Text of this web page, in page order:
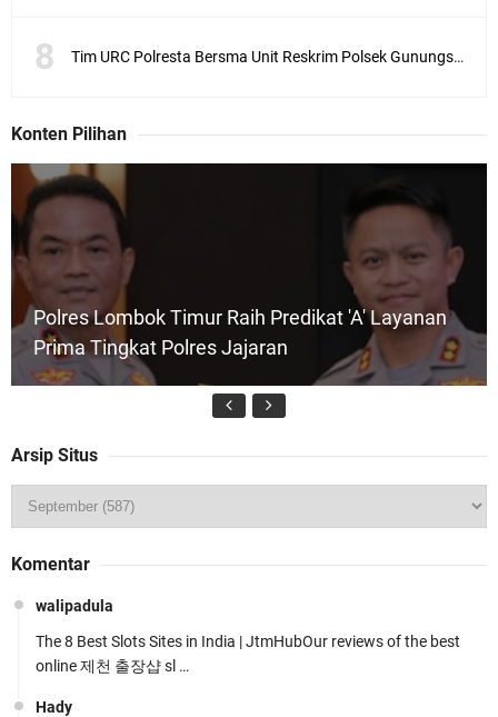
Tim URC Polresta Bersma Unit Reskrim Polsek Gunungsari Tangkap Pelaku Curanmor
Konten Pilihan
Polres Lombok Timur Raih Predikat 'A' Layanan
Prima Tingkat Polres Jajaran
Wilayah Lombok Tengah
Arsip Situs
Komentar
walipadula
The 8 Best Slots Sites in India | JtmHubOur reviews of the best
online 제천 출장샵 sl …
Hady